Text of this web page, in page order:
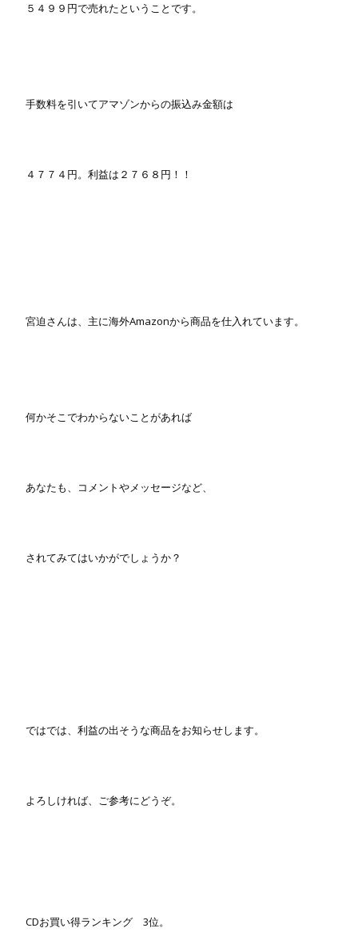
５４９９円で売れたということです。
手数料を引いてアマゾンからの振込み金額は
４７７４円。利益は２７６８円！！
宮迫さんは、主に海外Amazonから商品を仕入れています。
何かそこでわからないことがあれば
あなたも、コメントやメッセージなど、
されてみてはいかがでしょうか？
ではでは、利益の出そうな商品をお知らせします。
よろしければ、ご参考にどうぞ。
CDお買い得ランキング 3位。